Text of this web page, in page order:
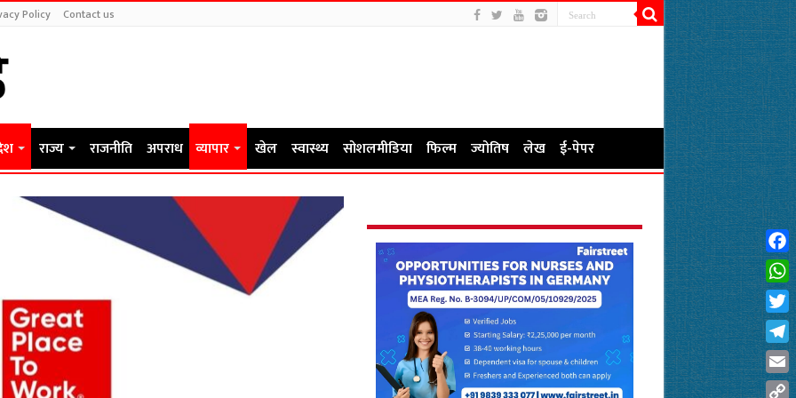
Policy Contact us
राज्य राजनीति अपराध व्यापार खेल स्वास्थ्य सोशलमीडिया फिल्म ज्योतिष लेख ई-पेपर